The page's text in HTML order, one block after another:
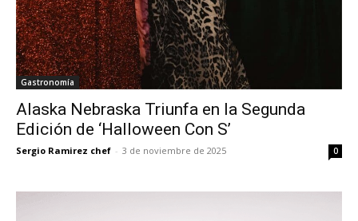
Gastronomía
Alaska Nebraska Triunfa en la Segunda
Edición de ‘Halloween Con S’
Sergio Ramirez chef - 3 de noviembre de 2025 0